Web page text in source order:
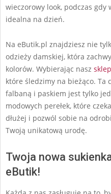
wieczorowy look, podczas gdy
idealna na dzień.
Na eButik.pl znajdziesz nie
odzieży damskiej, która
kolorów. Wybierając nasz sklep
które śledzimy na bieżąco. Ta
falbaną i paskiem jest tylko
modowych perełek, które
dłużej i pozwól sobie na
Twoją unikatową urodę.
Twoja nowa
eButik!